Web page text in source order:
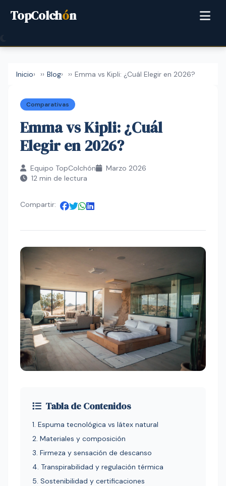
TopColchón
Inicio › Blog › Emma vs Kipli: ¿Cuál Elegir en 2026?
Comparativas
Emma vs Kipli: ¿Cuál
Elegir en 2026?
Equipo TopColchón
Marzo 2026
12 min de lectura
Compartir:
Tabla de Contenidos
1. Espuma tecnológica vs látex natural
2. Materiales y composición
3. Firmeza y sensación de descanso
4. Transpirabilidad y regulación térmica
5. Sostenibilidad y certificaciones